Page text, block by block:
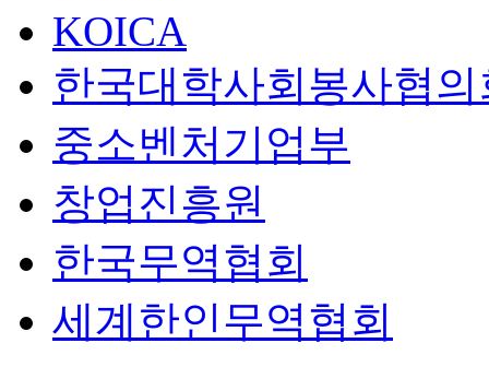
KOICA
한국대학사회봉사협의
중소벤처기업부
창업진흥원
한국무역협회
세계한인무역협회